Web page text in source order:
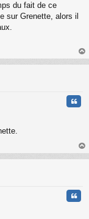
du fait de ce
sur Grenette, alors il
au
au